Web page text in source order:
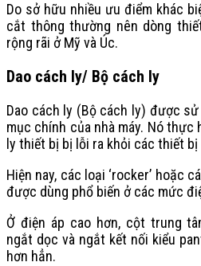
Do sở hữu nhiều ưu điểm khác
cắt thông thường nên dòng
rộng rãi ở Mỹ và Úc.
Dao cách ly/ Bộ cách ly
Dao cách ly (Bộ cách ly) được
mục chính của nhà máy. Nó thực
ly thiết bị bị lỗi ra khỏi các thiết
Hiện nay, các loại ‘rocker’ hoặc
được dùng phổ biến ở các mức
Ở điện áp cao hơn, cột trung
ngắt dọc và ngắt kết nối kiểu
hơn hẳn.